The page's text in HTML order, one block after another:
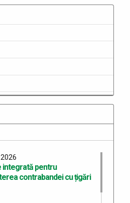
integrată pentru
contrabandei cu țigări